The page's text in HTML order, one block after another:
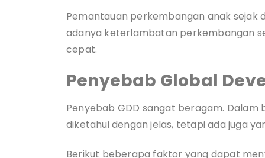
Pemantauan perkembangan anak sejak
adanya keterlambatan perkembangan
cepat.
Penyebab Global
Penyebab GDD sangat beragam.
diketahui dengan jelas, tetapi ada juga
Berikut beberapa faktor yang dapat